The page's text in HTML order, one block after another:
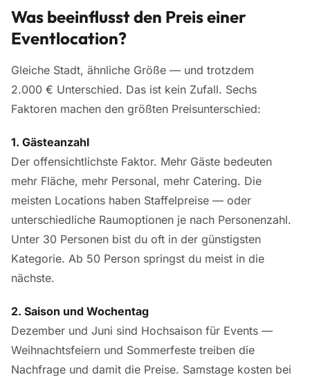
Was beeinflusst den Preis einer
Eventlocation?
Gleiche Stadt, ähnliche Größe — und trotzdem
2.000 € Unterschied. Das ist kein Zufall. Sechs
Faktoren machen den größten Preisunterschied:
1. Gästeanzahl
Der offensichtlichste Faktor. Mehr Gäste bedeuten
mehr Fläche, mehr Personal, mehr Catering. Die
meisten Locations haben Staffelpreise — oder
unterschiedliche Raumoptionen je nach Personenzahl.
Unter 30 Personen bist du oft in der günstigsten
Kategorie. Ab 50 Person springst du meist in die
nächste.
2. Saison und Wochentag
Dezember und Juni sind Hochsaison für Events —
Weihnachtsfeiern und Sommerfeste treiben die
Nachfrage und damit die Preise. Samstage kosten bei